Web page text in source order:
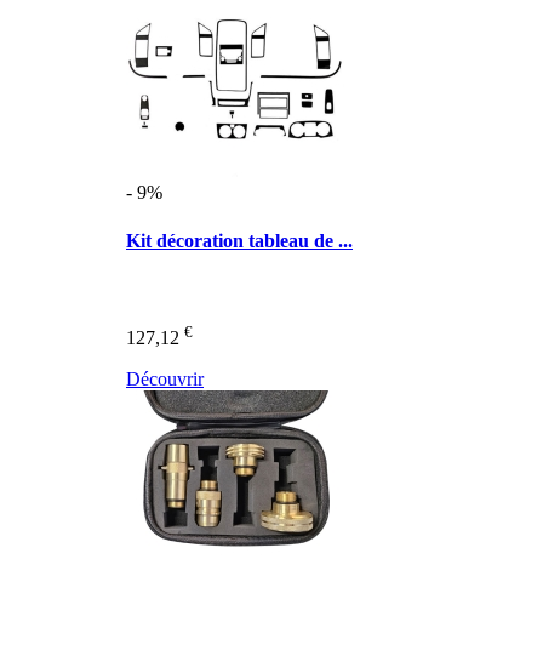
- 9%
Kit décoration tableau de ...
127,12 €
Découvrir